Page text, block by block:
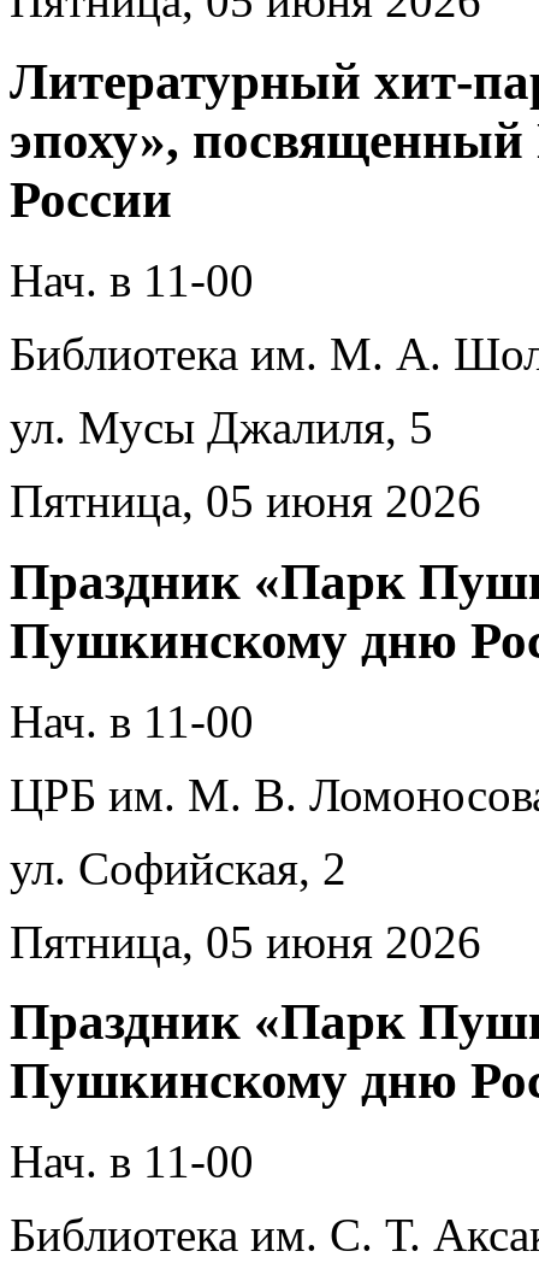
Литературный хит-
эпоху»,
России
Нач. в 11-00
Библиотека им. М. А.
ул. Мусы Джалиля, 5
Пятница, 05 июня 2026
Праздник «Парк
Пушкинскому дню
Нач. в 11-00
ЦРБ им. М. В.
ул. Софийская, 2
Пятница, 05 июня 2026
Праздник «Парк
Пушкинскому дню
Нач. в 11-00
Библиотека им. С. Т.